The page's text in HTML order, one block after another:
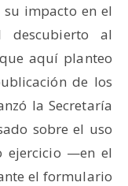
impacto en el
descubierto al
aquí planteo
de los
la Secretaría
sobre el uso
ejercicio —en el
el formulario